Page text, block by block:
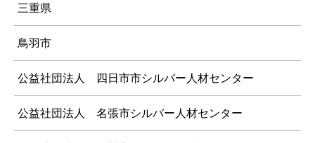
三重県
鳥羽市
公益社団法人 四日市市シルバー人材センター
公益社団法人 名張市シルバー人材センター